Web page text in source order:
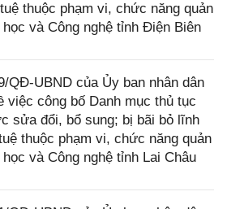
thuộc phạm vi, chức năng quản
và Công nghệ tỉnh Điện Biên
QĐ-UBND của Ủy ban nhân dân
việc công bố Danh mục thủ tục
sửa đổi, bổ sung; bị bãi bỏ lĩnh
thuộc phạm vi, chức năng quản
và Công nghệ tỉnh Lai Châu